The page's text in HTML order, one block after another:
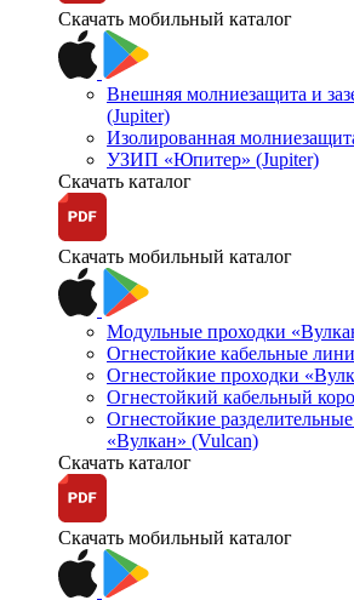
Скачать мобильный каталог
Внешняя молниезащита и
(Jupiter)
Изолированная
УЗИП «Юпитер» (Jupiter)
Скачать каталог
Скачать мобильный каталог
Модульные проходки
Огнестойкие кабельные
Огнестойкие проходки
Огнестойкий кабельный
Огнестойкие
«Вулкан» (Vulcan)
Скачать каталог
Скачать мобильный каталог